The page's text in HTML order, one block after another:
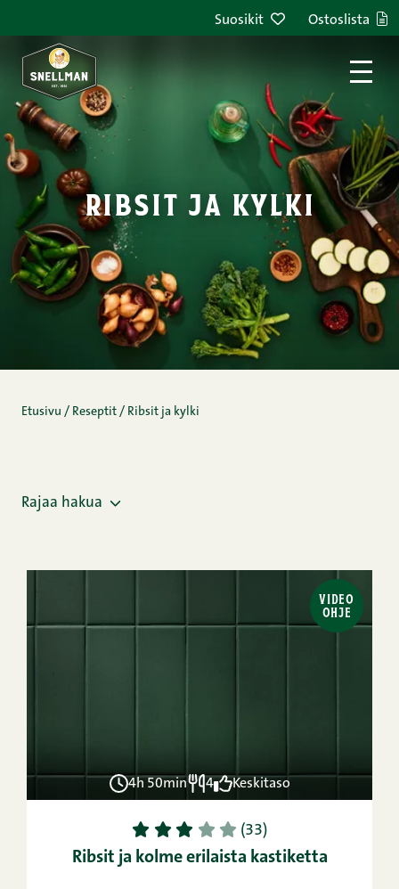
Suosikit Ostoslista
ribsit ja kylki
Etusivu / Reseptit / Ribsit ja kylki
Rajaa hakua
VIDEO
OHJE
4h 50min 4 Keskitaso
1 2 3 4 5 (33)
Ribsit ja kolme erilaista kastiketta